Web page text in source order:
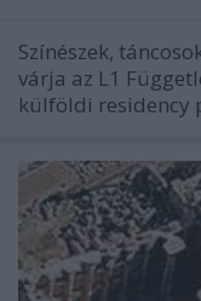
Színészek,
várja az L1
külföldi residency